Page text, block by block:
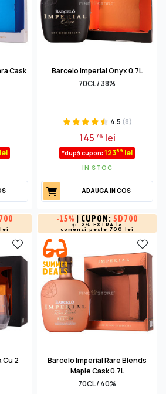
Cask
lei
Barcelo Imperial Onyx 0.7L
70CL / 38%
4.5 (8)
145 76 lei
*după cupon: 12389 lei
IN STOC
ADAUGA IN COS
Cu 2
-15% | CUPON: SD700
și -3% EXTRA la
comenzi peste 700 lei
Barcelo Imperial Rare Blends
Maple Cask 0.7L
70CL / 40%